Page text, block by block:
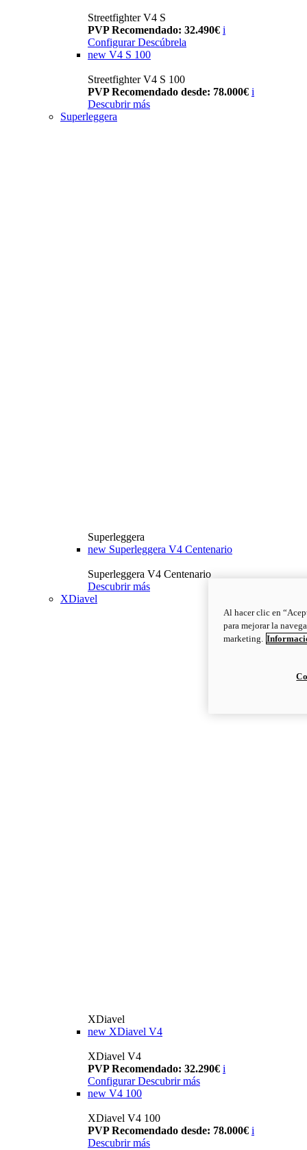
Streetfighter V4 S
PVP Recomendado: 32.490€ i
Configurar Descúbrela
new V4 S 100
Streetfighter V4 S 100
PVP Recomendado desde: 78.000€ i
Descubrir más
Superleggera
Superleggera
new Superleggera V4 Centenario
Superleggera V4 Centenario
Descubrir más
XDiavel
XDiavel
new XDiavel V4
XDiavel V4
PVP Recomendado: 32.290€ i
Configurar Descubrir más
new V4 100
XDiavel V4 100
PVP Recomendado desde: 78.000€ i
Descubrir más
Al hacer clic en
para mejorar la
marketing.